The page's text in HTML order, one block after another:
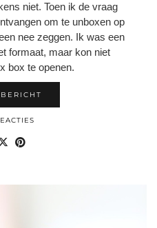
niet. Toen ik de vraag
om te unboxen op
nee zeggen. Ik was een
formaat, maar kon niet
box te openen.